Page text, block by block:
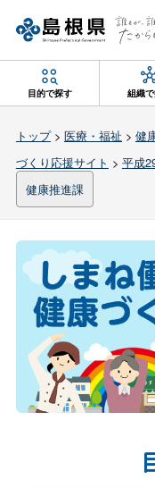
目的で探す 組織
トップ> 医療・福祉 > 健
づくり応援サイト > 平成
健康推進課